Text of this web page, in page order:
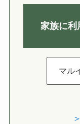
家族に利
マル